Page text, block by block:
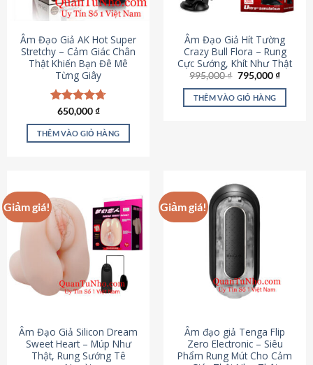
Âm Đạo Giả AK Hot Super
Stretchy – Cảm Giác Chân
Thật Khiến Bạn Đê Mê
Từng Giây
Được xếp
hạng4.75
5 sao
650,000₫
THÊM VÀO GIỎ HÀNG
Âm Đạo Giả Hít Tường
Crazy Bull Flora – Rung
Cực Sướng, Khít Như Thật
995,000₫ Giá
là:
995,000 ₫.
795,000₫Giá
tại
THÊM VÀO GIỎ HÀNG
Giảm giá!
Âm Đạo Giả Silicon Dream
Sweet Heart – Múp Như
Thật, Rung Sướng Tê
Giảm giá!
Âm đạo giả Tenga Flip
Zero Electronic – Siêu
Phẩm Rung Mút Cho Cảm